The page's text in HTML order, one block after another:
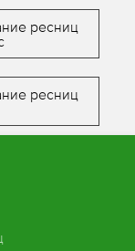
ресниц
ресниц